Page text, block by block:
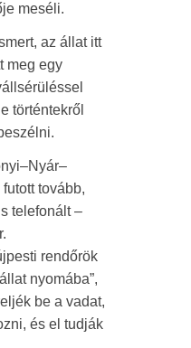
meséli.
az állat itt
meg egy
történtekről
tovább,
telefonált –
rendőrök
nyomába”,
be a vadat,
és el tudják